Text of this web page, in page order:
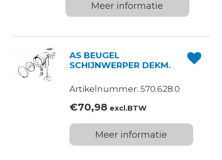
Meer informatie
AS BEUGEL
SCHIJNWERPER DEKM.
Artikelnummer: 570.628.0
€70,98 excl.BTW
Meer informatie